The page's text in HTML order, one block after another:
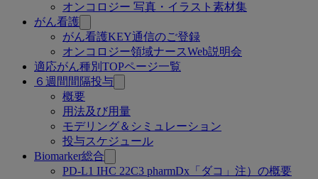
オンコロジー 写真・イラスト素材集
がん看護
がん看護KEY通信のご登録
オンコロジー領域ナースWeb説明会
適応がん種別TOPページ一覧
６週間間隔投与
概要
用法及び用量
モデリング＆シミュレーション
投与スケジュール
Biomarker総合
PD-L1 IHC 22C3 pharmDx「ダコ」注）の概要